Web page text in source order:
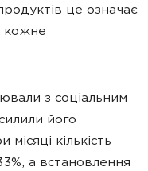
це означає
кожне
з соціальним
його
кількість
а встановлення